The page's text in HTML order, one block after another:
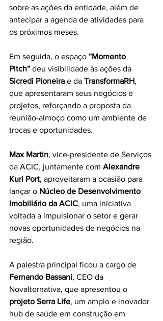
sobre as ações da entidade, além de
antecipar a agenda de atividades para
os próximos meses.
Em seguida, o espaço “Momento
Pitch” deu visibilidade às ações da
Sicredi Pioneira e da TransformaRH,
que apresentaram seus negócios e
projetos, reforçando a proposta da
reunião-almoço como um ambiente de
trocas e oportunidades.
Max Martin, vice-presidente de Serviços
da ACIC, juntamente com Alexandre
Kuri Port, aproveitaram a ocasião para
lançar o Núcleo de Desenvolvimento
Imobiliário da ACIC, uma iniciativa
voltada a impulsionar o setor e gerar
novas oportunidades de negócios na
região.
A palestra principal ficou a cargo de
Fernando Bassani, CEO da
Novalternativa, que apresentou o
projeto Serra Life, um amplo e inovador
hub de saúde em construção em